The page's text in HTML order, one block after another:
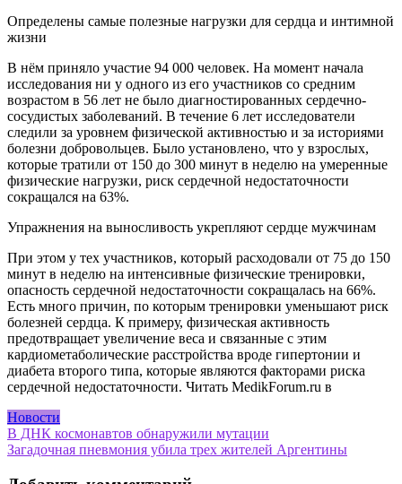
Определены самые полезные нагрузки для сердца и интимной
жизни
В нём приняло участие 94 000 человек. На момент начала
исследования ни у одного из его участников со средним
возрастом в 56 лет не было диагностированных сердечно-
сосудистых заболеваний. В течение 6 лет исследователи
следили за уровнем физической активностью и за историями
болезни добровольцев. Было установлено, что у взрослых,
которые тратили от 150 до 300 минут в неделю на умеренные
физические нагрузки, риск сердечной недостаточности
сокращался на 63%.
Упражнения на выносливость укрепляют сердце мужчинам
При этом у тех участников, который расходовали от 75 до 150
минут в неделю на интенсивные физические тренировки,
опасность сердечной недостаточности сокращалась на 66%.
Есть много причин, по которым тренировки уменьшают риск
болезней сердца. К примеру, физическая активность
предотвращает увеличение веса и связанные с этим
кардиометаболические расстройства вроде гипертонии и
диабета второго типа, которые являются факторами риска
сердечной недостаточности. Читать MedikForum.ru в
Новости
Навигация
по
В ДНК космонавтов обнаружили мутации
Загадочная пневмония убила трех жителей Аргентины